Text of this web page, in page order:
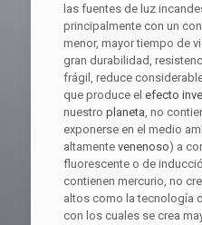
las fuentes de luz
principalmente con un
menor, mayor tiempo de
gran durabilidad,
frágil, reduce
que produce el efecto
nuestro planeta, no
exponerse en el medio
altamente venenoso) a
fluorescente o de
contienen mercurio, no
altos como la tecnología
con los cuales se crea